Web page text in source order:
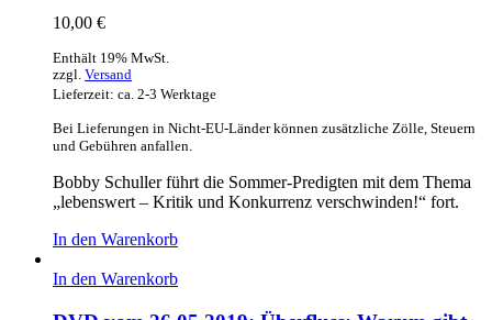
10,00 €
Enthält 19% MwSt.
zzgl. Versand
Lieferzeit: ca. 2-3 Werktage
Bei Lieferungen in Nicht-EU-Länder können zusätzliche Zölle, Steuern
und Gebühren anfallen.
Bobby Schuller führt die Sommer-Predigten mit dem Thema
„lebenswert – Kritik und Konkurrenz verschwinden!“ fort.
In den Warenkorb
In den Warenkorb